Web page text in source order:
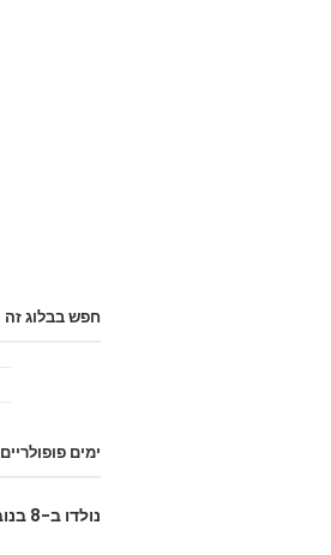
חפש בבלוג זה
ימים פופולריים
נולדו ב-8 בנובמבר